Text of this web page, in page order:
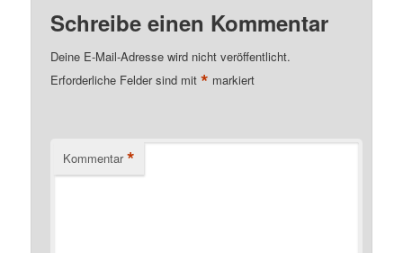
Schreibe einen Kommentar
Deine E-Mail-Adresse wird nicht veröffentlicht.
Erforderliche Felder sind mit* markiert
Kommentar *